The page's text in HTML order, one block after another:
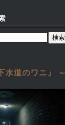
水道のワニ」 ～